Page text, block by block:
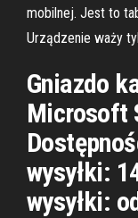
mobilnej. Jest to
Urządzenie waży
Gniazdo
Microsoft
wysyłki:
wysyłki: